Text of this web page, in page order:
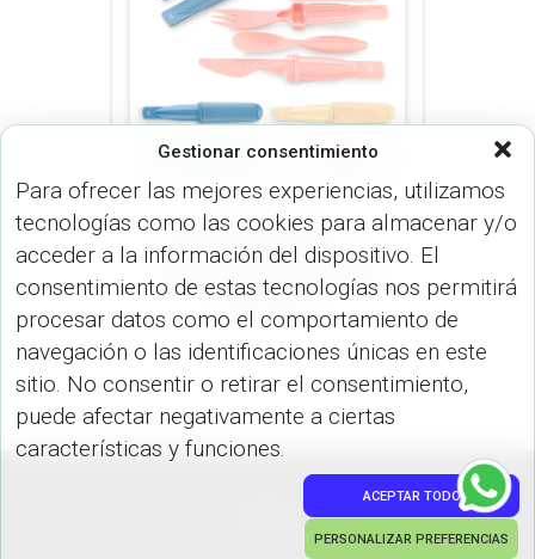
Gestionar consentimiento
Para ofrecer las mejores experiencias, utilizamos
tecnologías como las cookies para almacenar y/o
acceder a la información del dispositivo. El
consentimiento de estas tecnologías nos permitirá
procesar datos como el comportamiento de
navegación o las identificaciones únicas en este
sitio. No consentir o retirar el consentimiento,
puede afectar negativamente a ciertas
características y funciones.
ACEPTAR TODO
PERSONALIZAR PREFERENCIAS
COCINA (HOGAR)
Set de cubiertos Eco –
material Antibacteriano